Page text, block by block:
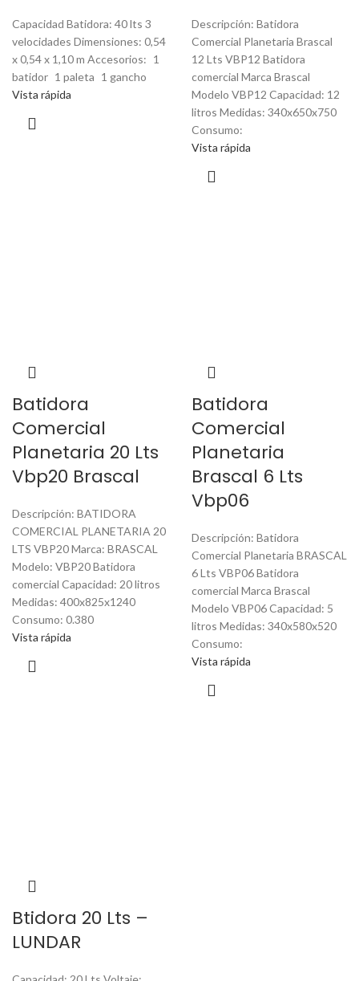
Capacidad Batidora: 40 lts 3
velocidades Dimensiones: 0,54
x 0,54 x 1,10 m Accesorios: 1
batidor 1 paleta 1 gancho
Vista rápida
Descripción: Batidora
Comercial Planetaria Brascal
12 Lts VBP12 Batidora
comercial Marca Brascal
Modelo VBP12 Capacidad: 12
litros Medidas: 340x650x750
Consumo:
Vista rápida
Batidora
Comercial
Planetaria 20 Lts
Vbp20 Brascal
Descripción: BATIDORA
COMERCIAL PLANETARIA 20
LTS VBP20 Marca: BRASCAL
Modelo: VBP20 Batidora
comercial Capacidad: 20 litros
Medidas: 400x825x1240
Consumo: 0.380
Vista rápida
Batidora
Comercial
Planetaria
Brascal 6 Lts
Vbp06
Descripción: Batidora
Comercial Planetaria BRASCAL
6 Lts VBP06 Batidora
comercial Marca Brascal
Modelo VBP06 Capacidad: 5
litros Medidas: 340x580x520
Consumo:
Vista rápida
Btidora 20 Lts –
LUNDAR